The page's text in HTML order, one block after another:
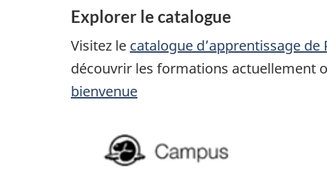
Explorer le catalogue
Visitez le catalogue d’apprentissage de
découvrir les formations actuellement
bienvenue